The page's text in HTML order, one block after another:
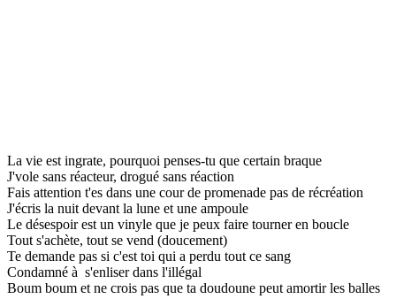
La vie est ingrate, pourquoi penses-tu que certain braque
J'vole sans réacteur, drogué sans réaction
Fais attention t'es dans une cour de promenade pas de récréation
J'écris la nuit devant la lune et une ampoule
Le désespoir est un vinyle que je peux faire tourner en boucle
Tout s'achète, tout se vend (doucement)
Te demande pas si c'est toi qui a perdu tout ce sang
Condamné à s'enliser dans l'illégal
Boum boum et ne crois pas que ta doudoune peut amortir les balles